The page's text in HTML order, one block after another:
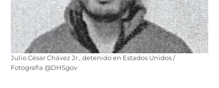
Julio César Chávez Jr., detenido en Estados Unidos /
Fotografía @DHSgov